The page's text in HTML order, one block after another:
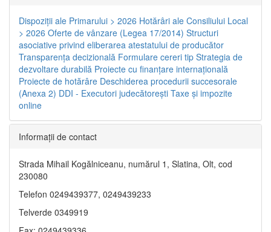
Dispoziţii ale Primarului > 2026 Hotărâri ale Consiliului Local
> 2026 Oferte de vânzare (Legea 17/2014) Structuri
asociative privind eliberarea atestatului de producător
Transparenţa decizională Formulare cereri tip Strategia de
dezvoltare durabilă Proiecte cu finanţare internaţională
Proiecte de hotărâre Deschiderea procedurii succesorale
(Anexa 2) DDI - Executori judecătorești Taxe şi impozite
online
Informaţii de contact
Strada Mihail Kogălniceanu, numărul 1, Slatina, Olt, cod
230080
Telefon 0249439377, 0249439233
Telverde 0349919